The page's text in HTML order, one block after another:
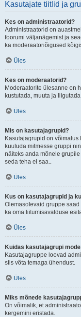
Kasutajate tiitlid ja
Kes on administraatorid?
Administraatorid on
foorumi väljanägemist ja
ka moderaatoriõigused
Üles
Kes on moderaatorid?
Moderaatorite ülesanne on
kustutada, muuta ja
Üles
Mis on kasutajagrupid?
Kasutajagrupid on
kuuluda mitmesse gruppi
näiteks anda mõnele
seda teha ei saa..
Üles
Kus on kasutajagrupid ja
Olemasolevaid gruppe
ka oma liitumisavalduse
Üles
Kuidas kasutajagrupi
Kasutajagruppe loovad
siis võta temaga ühendust.
Üles
Miks mõnede
On võimalik, et
kergemini eristada.